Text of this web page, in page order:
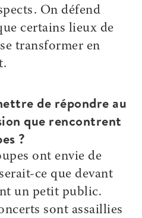
On défend
certains lieux de
transformer en
de répondre au
que rencontrent
?
ont envie de
ce que devant
un petit public.
sont assaillies